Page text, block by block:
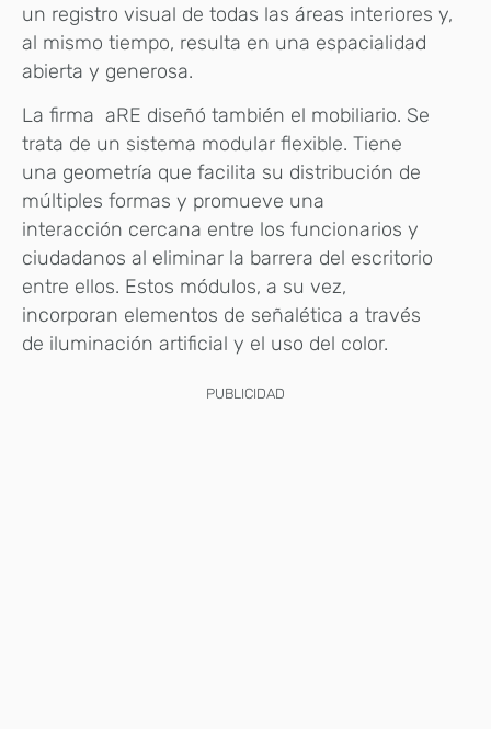
un registro visual de todas las áreas interiores y,
al mismo tiempo, resulta en una espacialidad
abierta y generosa.
La firma aRE diseñó también el mobiliario. Se
trata de un sistema modular flexible. Tiene
una geometría que facilita su distribución de
múltiples formas y promueve una
interacción cercana entre los funcionarios y
ciudadanos al eliminar la barrera del escritorio
entre ellos. Estos módulos, a su vez,
incorporan elementos de señalética a través
de iluminación artificial y el uso del color.
PUBLICIDAD